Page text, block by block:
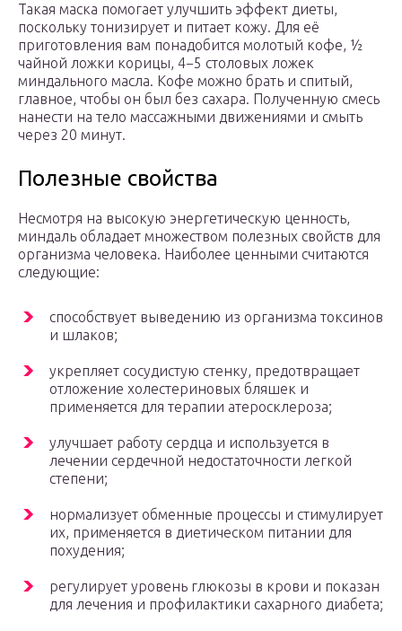
Такая маска помогает улучшить эффект диеты,
поскольку тонизирует и питает кожу. Для её
приготовления вам понадобится молотый кофе, ½
чайной ложки корицы, 4−5 столовых ложек
миндального масла. Кофе можно брать и спитый,
главное, чтобы он был без сахара. Полученную смесь
нанести на тело массажными движениями и смыть
через 20 минут.
Полезные свойства
Несмотря на высокую энергетическую ценность,
миндаль обладает множеством полезных свойств для
организма человека. Наиболее ценными считаются
следующие:
способствует выведению из организма токсинов
и шлаков;
укрепляет сосудистую стенку, предотвращает
отложение холестериновых бляшек и
применяется для терапии атеросклероза;
улучшает работу сердца и используется в
лечении сердечной недостаточности легкой
степени;
нормализует обменные процессы и стимулирует
их, применяется в диетическом питании для
похудения;
регулирует уровень глюкозы в крови и показан
для лечения и профилактики сахарного диабета;